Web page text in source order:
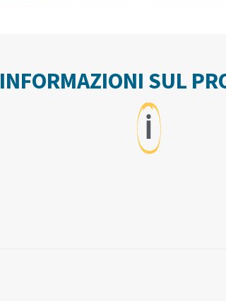
INFORMAZIONI SUL
ℹ️